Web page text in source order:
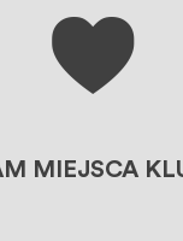
MIEJSCA
DO
KLUNIACKICH